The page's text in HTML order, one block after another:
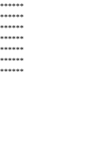
******
******
******
******
******
******
******